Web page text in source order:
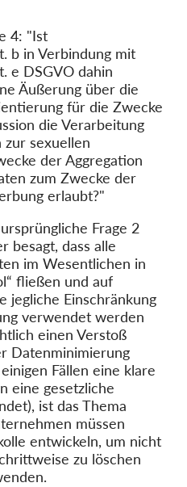
4: "Ist
b in Verbindung mit
e DSGVO dahin
Äußerung über die
für die Zwecke
die Verarbeitung
sexuellen
der Aggregation
zum Zwecke der
erlaubt?"
Frage 2
besagt, dass alle
im Wesentlichen in
fließen und auf
jegliche Einschränkung
verwendet werden
einen Verstoß
Datenminimierung
Fällen eine klare
eine gesetzliche
ist das Thema
müssen
entwickeln, um nicht
zu löschen